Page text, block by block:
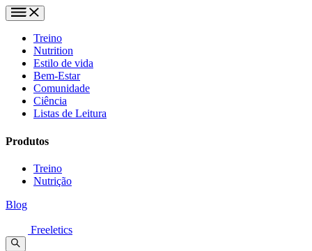
Treino
Nutrition
Estilo de vida
Bem-Estar
Comunidade
Ciência
Listas de Leitura
Produtos
Treino
Nutrição
Blog
Freeletics